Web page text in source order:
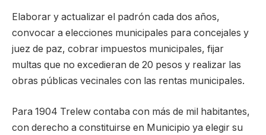
Elaborar y actualizar el padrón cada dos años,
convocar a elecciones municipales para concejales y
juez de paz, cobrar impuestos municipales, fijar
multas que no excedieran de 20 pesos y realizar las
obras públicas vecinales con las rentas municipales.
Para 1904 Trelew contaba con más de mil habitantes,
con derecho a constituirse en Municipio ya elegir su